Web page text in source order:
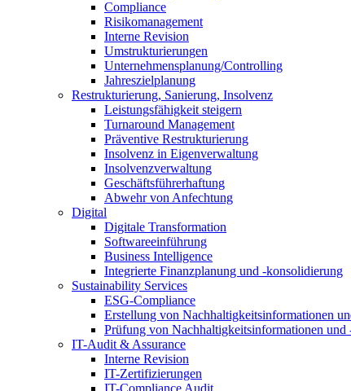
Compliance
Risikomanagement
Interne Revision
Umstrukturierungen
Unternehmensplanung/Controlling
Jahreszielplanung
Restrukturierung, Sanierung, Insolvenz
Leistungsfähigkeit steigern
Turnaround Management
Präventive Restrukturierung
Insolvenz in Eigenverwaltung
Insolvenzverwaltung
Geschäftsführerhaftung
Abwehr von Anfechtung
Digital
Digitale Transformation
Softwareeinführung
Business Intelligence
Integrierte Finanzplanung und -konsolidierung
Sustainability Services
ESG-Compliance
Erstellung von Nachhaltigkeitsinformationen
Prüfung von Nachhaltigkeitsinformationen und
IT-Audit & Assurance
Interne Revision
IT-Zertifizierungen